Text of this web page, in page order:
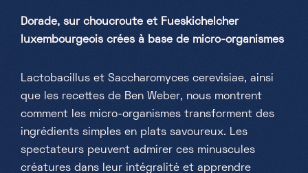
Dorade, sur choucroute et Fueskichelcher
luxembourgeois crées à base de micro-organismes
Lactobacillus et Saccharomyces cerevisiae, ainsi
que les recettes de Ben Weber, nous montrent
comment les micro-organismes transforment des
ingrédients simples en plats savoureux. Les
spectateurs peuvent admirer ces minuscules
créatures dans leur intégralité et apprendre